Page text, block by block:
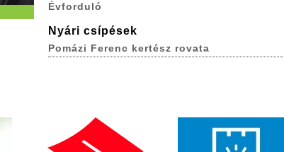
Évforduló
Nyári csípések
Pomázi Ferenc kertész rovata